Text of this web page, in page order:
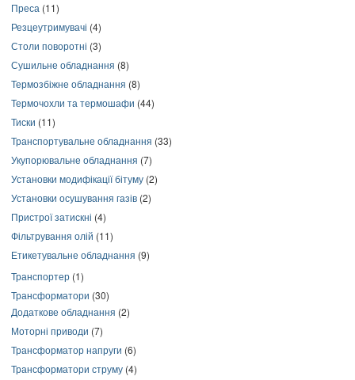
Преса (11)
Резцеутримувачі (4)
Столи поворотні (3)
Сушильне обладнання (8)
Термозбіжне обладнання (8)
Термочохли та термошафи (44)
Тиски (11)
Транспортувальне обладнання (33)
Укупорювальне обладнання (7)
Установки модифікації бітуму (2)
Установки осушування газів (2)
Пристрої затискні (4)
Фільтрування олій (11)
Етикетувальне обладнання (9)
Транспортер (1)
Трансформатори (30)
Додаткове обладнання (2)
Моторні приводи (7)
Трансформатор напруги (6)
Трансформатори струму (4)